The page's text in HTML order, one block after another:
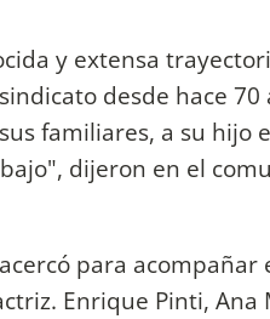
y extensa
desde hace 70
familiares, a su hijo
dijeron en el
para acompañar
Enrique Pinti, Ana